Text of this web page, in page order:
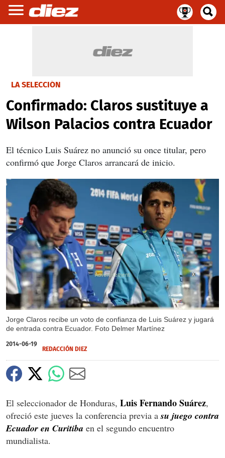
LA SELECCIÓN
Confirmado: Claros sustituye a
Wilson Palacios contra Ecuador
El técnico Luis Suárez no anunció su once titular, pero
confirmó que Jorge Claros arrancará de inicio.
Jorge Claros recibe un voto de confianza de Luis Suárez y jugará
de entrada contra Ecuador. Foto Delmer Martínez
X
2014-06-19
REDACCIÓN DIEZ
El seleccionador de Honduras, Luis Fernando Suárez,
ofreció este jueves la conferencia previa asu juego contra
Ecuador en Curitiba en el segundo encuentro
mundialista.